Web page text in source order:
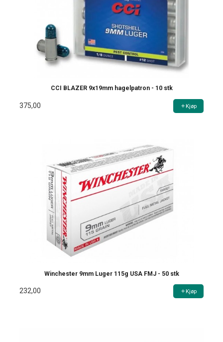
CCI BLAZER 9x19mm hagelpatron - 10 stk
375,00 Kjøp
Winchester 9mm Luger 115g USA FMJ - 50 stk
232,00 Kjøp